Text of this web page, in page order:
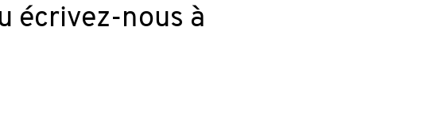
écrivez-nous à